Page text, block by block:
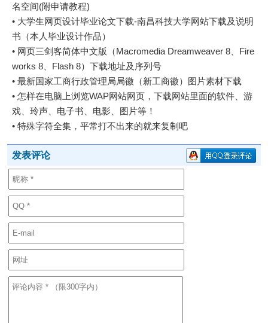
名空间(附申请教程)
• 大学生网页设计毕业论文下载-南昌科技大学网站下载及说明
书（本人毕业设计作品）
• 网页三剑客简体中文版（Macromedia Dreamweaver 8、Fire
works 8、Flash 8）下载地址及序列号
•最新国家工商行政管理局局徽（新工商徽）图片素材下载
•怎样在电脑上浏览WAP网站网页，下载网站里面的软件、游
戏、玲声、电子书、电影、图片等！
•特殊字符全集，平常打不出来的就来复制吧
发表评论